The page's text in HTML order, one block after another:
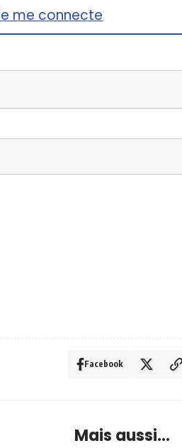
me connecte
Facebook
Mais aussi...